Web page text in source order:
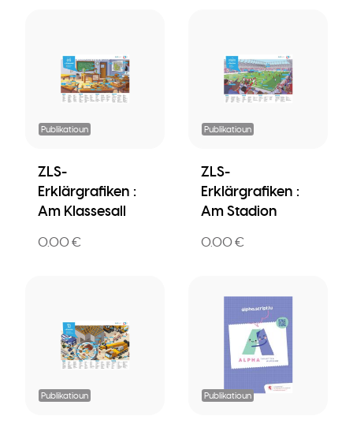
Publikatioun
ZLS-
Erklärgrafiken :
Am Klassesall
0.00 €
Publikatioun
ZLS-
Erklärgrafiken :
Am Stadion
0.00 €
Publikatioun Publikatioun